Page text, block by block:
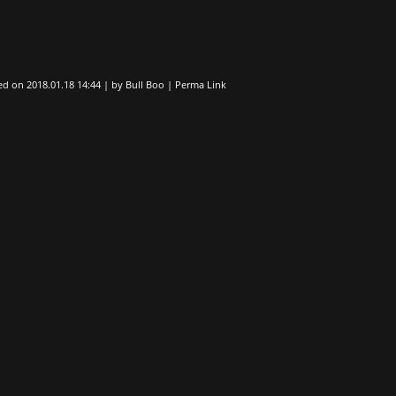
on 2018.01.18 14:44 | by Bull Boo | Perma Link